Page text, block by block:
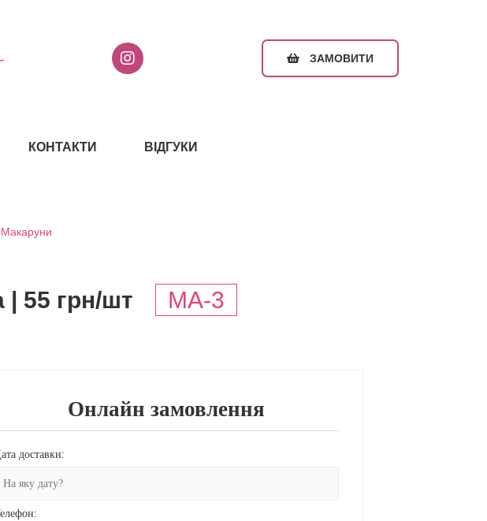
ЗАМОВИТИ
КОНТАКТИ ВІДГУКИ
Макаруни
| 55 грн/шт MA-3
Онлайн замовлення
доставки: